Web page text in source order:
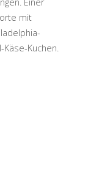
mit
Kuchen.